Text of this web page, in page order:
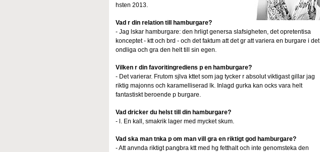
hsten 2013.
Vad r din relation till hamburgare?
- Jag lskar hamburgare: den hrligt genersa slafsigheten, det opretentisa
konceptet - ktt och brd - och det faktum att det gr att variera en burgare i det
ondliga och gra den helt till sin egen.
Vilken r din favoritingrediens p en hamburgare?
- Det varierar. Frutom sjlva kttet som jag tycker r absolut viktigast gillar jag
riktig majonns och karamelliserad lk. Inlagd gurka kan ocks vara helt
fantastiskt beroende p burgare.
Vad dricker du helst till din hamburgare?
- l. En kall, smakrik lager med mycket skum.
Vad ska man tnka p om man vill gra en riktigt god hamburgare?
- Att anvnda riktigt pangbra ktt med hg fetthalt och inte genomsteka den